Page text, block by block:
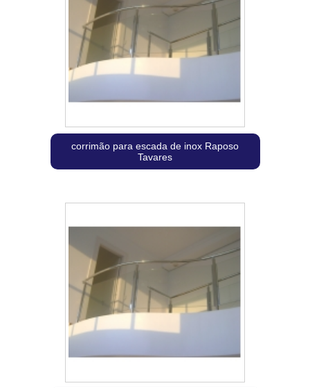
corrimão para escada de inox Raposo
Tavares